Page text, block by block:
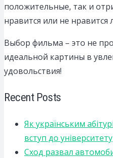
положительные, так и
нравится или не
Выбор фильма – это не
идеальной картины в
удовольствия!
Recent Posts
Як українським
вступ до університету
Сход развал